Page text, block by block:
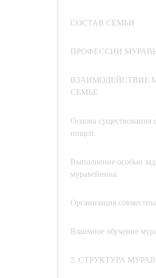
СОСТАВ СЕМЬИ
ПРОФЕССИИ
ВЗАИМОДЕЙСТВИЕ
СЕМЬЕ
Основа
пищей.
Выполнение особью
муравейника.
Организация
Взаимное обучение
2. СТРУКТУРА